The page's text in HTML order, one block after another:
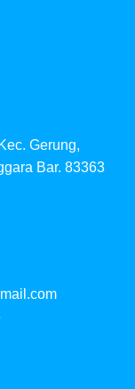
Gerung,
Bar. 83363